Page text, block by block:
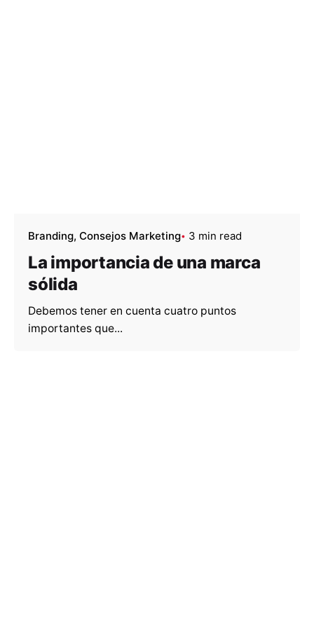
Branding Consejos Marketing 3 min read
La importancia de una marca
sólida
Debemos tener en cuenta cuatro puntos
importantes que...